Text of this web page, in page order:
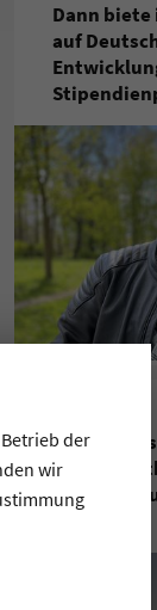
der
wir
Dann
auf
in meine